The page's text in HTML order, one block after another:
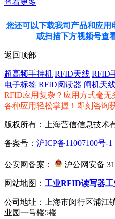
您还可以下载我司产品和应用
或扫描下方视频号查
返回顶部
超高频手持机 RFID天线 RFID
电子标签 RFID阅读器 闸机天
RFID应用复杂？应用方式毫无
各种应用轻松掌握！即刻咨询
版权所有：上海营信信息技术
备案号： 沪ICP备11007100号-1
公安网备案： 沪公网安备
网站地图： 工业RFID读写器
公司地址：上海市闵行区浦江
业园一号楼5楼